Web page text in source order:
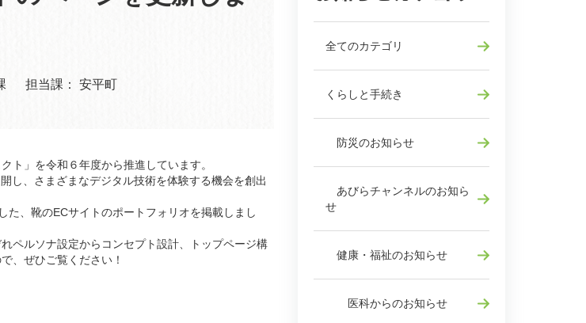
担当課： 安平町
ト」を令和６年度から推進しています。
し、さまざまなデジタル技術を体験する機会を創出
、靴のECサイトのポートフォリオを掲載しまし
ペルソナ設定からコンセプト設計、トップページ構
、ぜひご覧ください！
全てのカテゴリ
くらしと手続き
防災のお知らせ
あびらチャンネルのお知ら
せ
健康・福祉のお知らせ
医科からのお知らせ